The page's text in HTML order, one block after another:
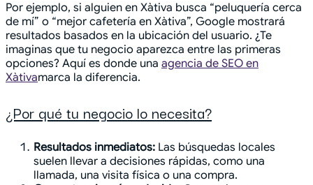
Por ejemplo, si alguien en Xàtiva busca “peluquería cerca
de mí” o “mejor cafetería en Xàtiva”, Google mostrará
resultados basados en la ubicación del usuario. ¿Te
imaginas que tu negocio aparezca entre las primeras
opciones? Aquí es donde una agencia de SEO en
Xàtivamarca la diferencia.
¿Por qué tu negocio lo necesita?
Resultados inmediatos: Las búsquedas locales
suelen llevar a decisiones rápidas, como una
llamada, una visita física o una compra.